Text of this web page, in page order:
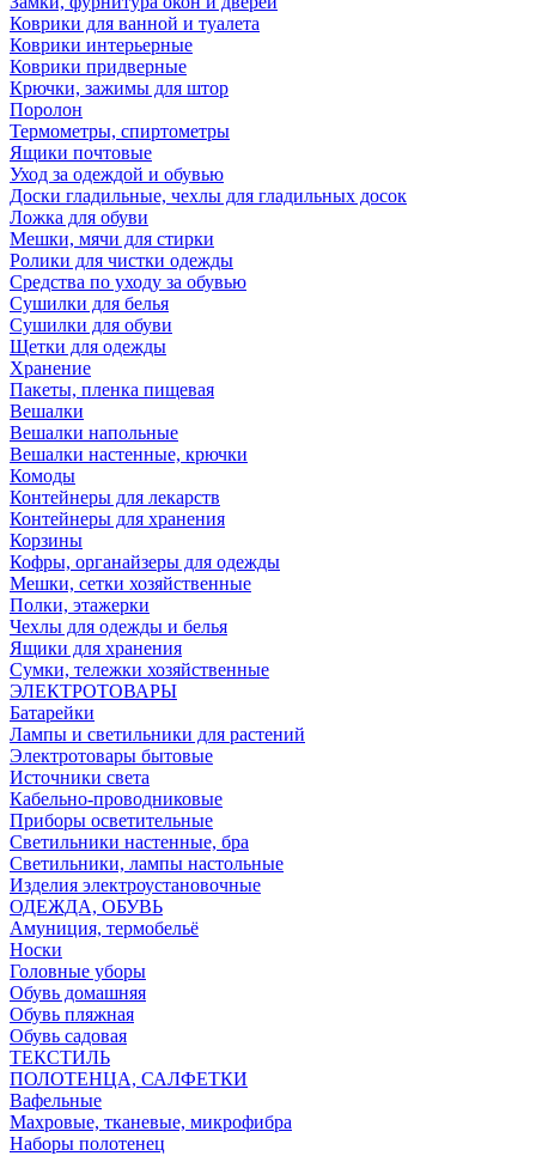
Коврики для ванной и туалета
Коврики интерьерные
Коврики придверные
Крючки, зажимы для штор
Поролон
Термометры, спиртометры
Ящики почтовые
Уход за одеждой и обувью
Доски гладильные, чехлы для гладильных досок
Ложка для обуви
Мешки, мячи для стирки
Ролики для чистки одежды
Средства по уходу за обувью
Сушилки для белья
Сушилки для обуви
Щетки для одежды
Хранение
Пакеты, пленка пищевая
Вешалки
Вешалки напольные
Вешалки настенные, крючки
Комоды
Контейнеры для лекарств
Контейнеры для хранения
Корзины
Кофры, органайзеры для одежды
Мешки, сетки хозяйственные
Полки, этажерки
Чехлы для одежды и белья
Ящики для хранения
Сумки, тележки хозяйственные
ЭЛЕКТРОТОВАРЫ
Батарейки
Лампы и светильники для растений
Электротовары бытовые
Источники света
Кабельно-проводниковые
Приборы осветительные
Светильники настенные, бра
Светильники, лампы настольные
Изделия электроустановочные
ОДЕЖДА, ОБУВЬ
Амуниция, термобельё
Носки
Головные уборы
Обувь домашняя
Обувь пляжная
Обувь садовая
ТЕКСТИЛЬ
ПОЛОТЕНЦА, САЛФЕТКИ
Вафельные
Махровые, тканевые, микрофибра
Наборы полотенец